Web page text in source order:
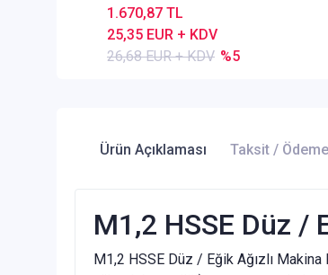
26,68 EUR + KDV %5
25,35 EUR + KDV
1.670,87 TL
Ürün Açıklaması Taksit /
M1,2 HSSE Düz /
M1,2 HSSE Düz / Eğik Ağızlı